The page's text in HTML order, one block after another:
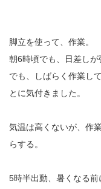
脚立を使って、作業。
朝6時頃でも、日差しが
でも、しばらく作業し
とに気付きました。
気温は高くないが、作
らする。
5時半出動、暑くなる